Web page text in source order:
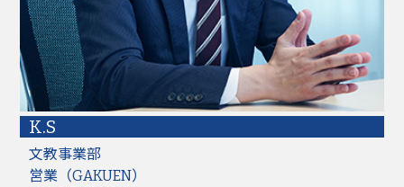
K.S
文教事業部
営業（GAKUEN）